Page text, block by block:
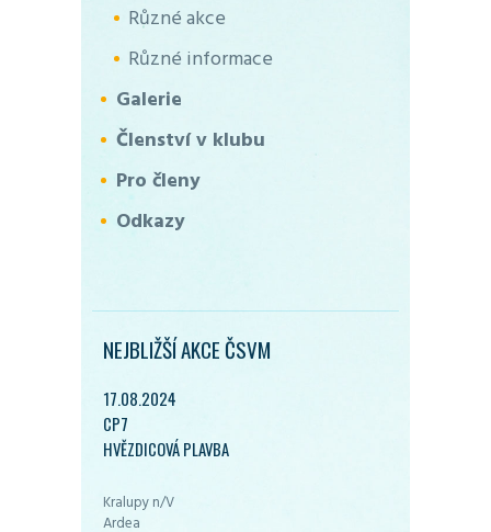
Různé akce
Různé informace
Galerie
Členství v klubu
Pro členy
Odkazy
NEJBLIŽŠÍ AKCE ČSVM
17.08.2024
CP7
HVĚZDICOVÁ PLAVBA
Kralupy n/V
Ardea